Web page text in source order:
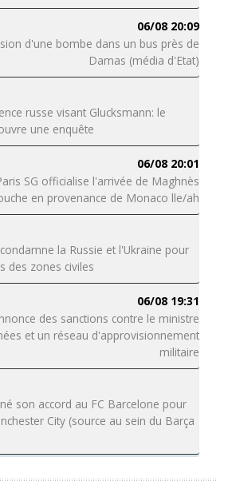
06/08 20:09
d'une bombe dans un bus près de
Damas (média d'Etat)
russe visant Glucksmann: le
une enquête
06/08 20:01
SG officialise l'arrivée de Maghnès
en provenance de Monaco lle/ah
la Russie et l'Ukraine pour
des zones civiles
06/08 19:31
des sanctions contre le ministre
et un réseau d'approvisionnement
militaire
son accord au FC Barcelone pour
City (source au sein du Barça